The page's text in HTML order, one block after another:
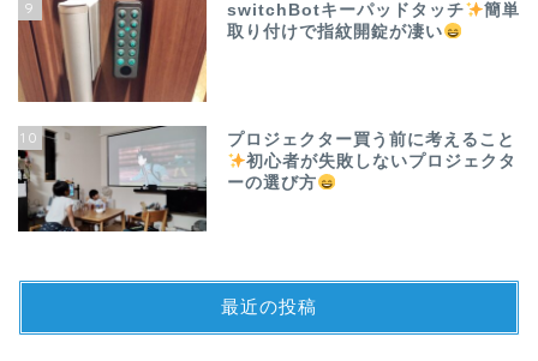
9 switchBotキーパッドタッチ
簡単
取り付けで指紋開錠が凄い
10
プロジェクター買う前に考えること
初心者が失敗しないプロジェクタ
ーの選び方
最近の投稿